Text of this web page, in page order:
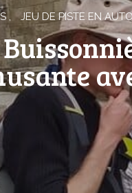
JEU DE PISTE EN